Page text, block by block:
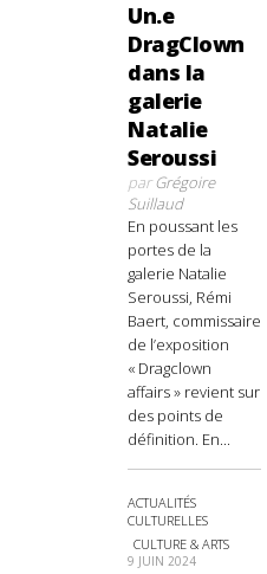
Un.e
DragClown
dans la
galerie
Natalie
Seroussi
parGrégoire
Suillaud
En poussant les
portes de la
galerie Natalie
Seroussi, Rémi
Baert, commissaire
de l’exposition
« Dragclown
affairs » revient sur
des points de
définition. En...
ACTUALITÉS
CULTURELLES
CULTURE & ARTS
9 JUIN 2024